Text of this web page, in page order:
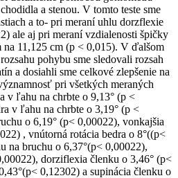
a stenou. V tomto teste sme
a to- pri meraní uhlu dorzflexie
ale aj pri meraní vzdialenosti špičky
na 11,125 cm (p < 0,015). V ďalšom
pohybu sme sledovali rozsah
a dosiahli sme celkové zlepšenie na
pri všetkých meraných
v ľahu na chrbte o 9,13° (p <
v ľahu na chrbte o 3,19° (p <
o 6,19° (p< 0,00022), vonkajšia
, vnútorná rotácia bedra o 8°((p<
na bruchu o 6,37°(p< 0,00022),
dorziflexia členku o 3,46° (p<
0,12302) a supinácia členku o